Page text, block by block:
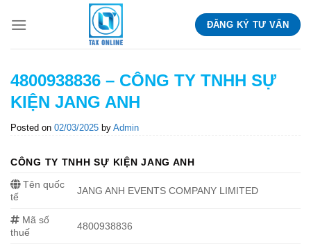
ĐĂNG KÝ TƯ VẤN
4800938836 – CÔNG TY TNHH SỰ
KIỆN JANG ANH
Posted on 02/03/2025 by Admin
CÔNG TY TNHH SỰ KIỆN JANG ANH
Tên quốc
tế
JANG ANH EVENTS COMPANY LIMITED
Mã số
thuế
4800938836